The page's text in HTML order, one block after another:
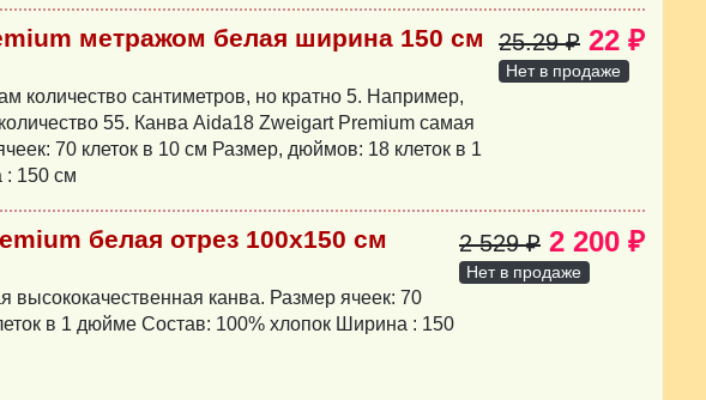
метражом белая ширина 150 см
количество сантиметров, но кратно 5. Например,
55. Канва Aida18 Zweigart Premium самая
70 клеток в 10 см Размер, дюймов: 18 клеток в 1
: 150 см
25.29 ₽ 22 ₽
Нет в продаже
белая отрез 100х150 см
высококачественная канва. Размер ячеек: 70
в 1 дюйме Состав: 100% хлопок Ширина : 150
2 529 ₽ 2 200 ₽
Нет в продаже